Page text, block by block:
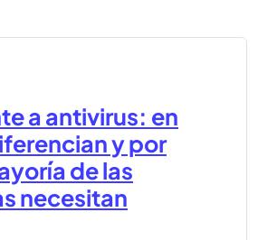
a antivirus: en
y por
de las
necesitan